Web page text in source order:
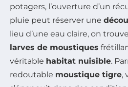
potagers, l’ouverture d’un
pluie peut réserver une
lieu d’une eau claire, on
larves de moustiques
véritable habitat nuisible.
redoutable moustique tigre,